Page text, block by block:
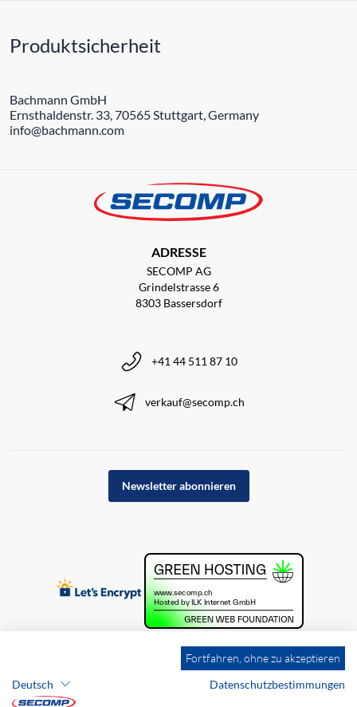
Produktsicherheit
Bachmann GmbH
Ernsthaldenstr. 33, 70565 Stuttgart, Germany
info@bachmann.com
ADRESSE
SECOMP AG
Grindelstrasse 6
8303 Bassersdorf
+41 44 511 87 10
verkauf@secomp.ch
Newsletter abonnieren
Fortfahren, ohne zu akzeptieren
Deutsch
Datenschutzbestimmungen